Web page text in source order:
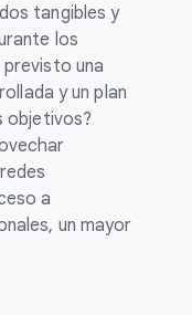
tangibles y
los
previsto una
y un plan
objetivos?
a
un mayor